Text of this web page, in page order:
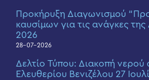
Προκήρυξη Διαγωνισμού
καυσίμων για τις ανάγκες
2026
28-07-2026
Δελτίο Τύπου: Διακοπή νερού
Ελευθερίου Βενιζέλου 27